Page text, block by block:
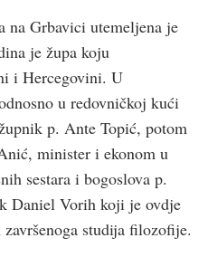
na Grbavici utemeljena je
je župa koju
i Hercegovini. U
u redovničkoj kući
p. Ante Topić, potom
minister i ekonom u
sestara i bogoslova p.
Daniel Vorih koji je ovdje
studija filozofije.